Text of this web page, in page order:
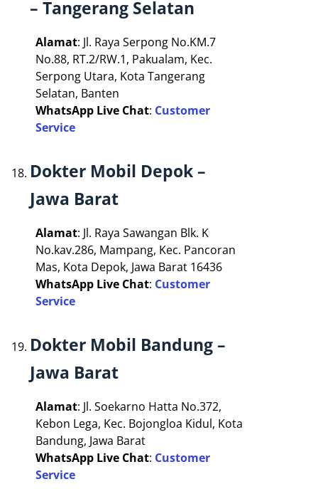
– Tangerang Selatan
Alamat: Jl. Raya Serpong No.KM.7
No.88, RT.2/RW.1, Pakualam, Kec.
Serpong Utara, Kota Tangerang
Selatan, Banten
WhatsApp Live Chat: Customer
Service
Dokter Mobil Depok –
Jawa Barat
Alamat: Jl. Raya Sawangan Blk. K
No.kav.286, Mampang, Kec. Pancoran
Mas, Kota Depok, Jawa Barat 16436
WhatsApp Live Chat: Customer
Service
Dokter Mobil Bandung –
Jawa Barat
Alamat: Jl. Soekarno Hatta No.372,
Kebon Lega, Kec. Bojongloa Kidul, Kota
Bandung, Jawa Barat
WhatsApp Live Chat: Customer
Service